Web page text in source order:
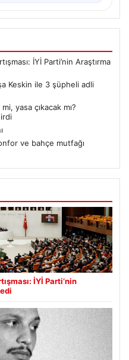
İYİ Parti’nin Araştırma
Keskin ile 3 şüpheli adli
yasa çıkacak mı?
ve bahçe mutfağı
İYİ Parti’nin